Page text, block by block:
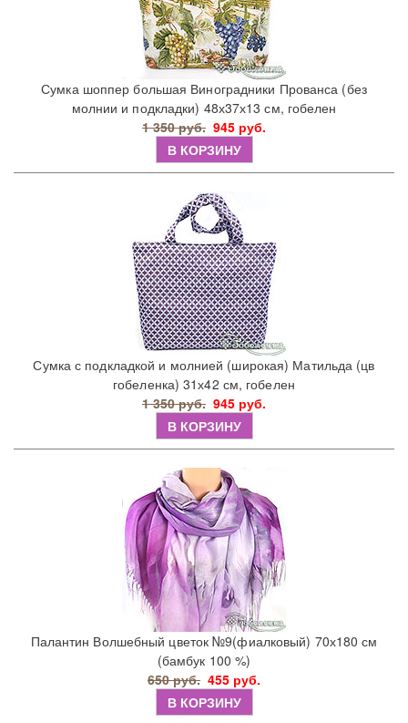
Сумка шоппер большая Виноградники Прованса (без
молнии и подкладки) 48х37х13 см, гобелен
1 350 руб. 945 руб.
В КОРЗИНУ
Сумка с подкладкой и молнией (широкая) Матильда (цв
гобеленка) 31х42 см, гобелен
1 350 руб. 945 руб.
В КОРЗИНУ
Палантин Волшебный цветок №9(фиалковый) 70х180 см
(бамбук 100 %)
650 руб. 455 руб.
В КОРЗИНУ